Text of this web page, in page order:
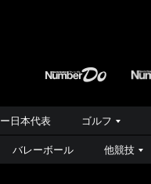
日本代表 ゴルフ
バレーボール 他競技